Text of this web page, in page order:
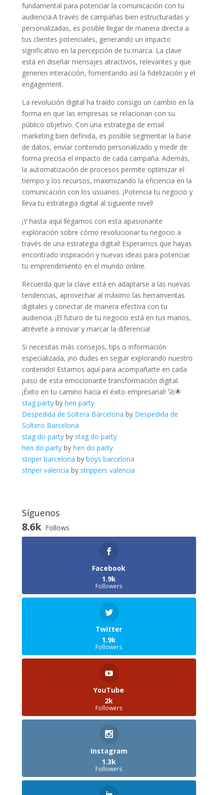
fundamental para⁢ potenciar la comunicación ‍con tu
audiencia.A través de campañas bien estructuradas y
personalizadas, es ⁢posible llegar de ‍manera directa a
tus clientes potenciales, generando un impacto
significativo en la percepción de tu marca.⁣ La clave
‌está⁤ en diseñar mensajes ⁣atractivos, relevantes y que
generen⁢ interacción, ​fomentando así la fidelización y el
engagement.
La revolución digital ‍ha traído consigo‌ un cambio en la
forma en que las empresas se ‍relacionan con su
público⁢ objetivo. Con una estrategia⁤ de email
marketing bien definida, es posible segmentar‌ la base
⁣de⁢ datos, enviar ‍contenido personalizado y medir ​de⁣
forma precisa ⁣el impacto de cada campaña.⁤ Además,
⁢la automatización⁢ de⁣ procesos​ permite optimizar el
tiempo y los⁣ recursos, maximizando ⁣la eficiencia en⁣ la
comunicación con los usuarios. ¡Potencia tu ⁣negocio y
lleva tu ⁣estrategia digital al siguiente​ nivel!
¡Y hasta aquí llegamos con esta ​apasionante⁣
exploración‌ sobre cómo revolucionar tu negocio a
través ⁤de una estrategia digital! Esperamos que hayas
encontrado inspiración y nuevas​ ideas para potenciar⁢
tu emprendimiento en el ⁢mundo online.
Recuerda que ⁢la ⁤clave está en adaptarse ​a las nuevas
tendencias, aprovechar al máximo⁤ las herramientas
digitales y conectar ⁣de manera efectiva con ‌tu
audiencia. ¡El futuro de tu negocio está en tus manos, ​
atrévete⁢ a innovar y marcar la diferencia!
Si‍ necesitas más ‍consejos, tips ‌o información
especializada, ¡no dudes ‍en seguir explorando nuestro‍
contenido! ⁤Estamos aquí⁢ para⁣ acompañarte ​en cada⁣
paso de ‌esta emocionante ⁢transformación ⁤digital.
‍¡Éxito‍ en ​tu camino hacia el ‍éxito ⁣empresarial! 🚀🌟
stag partyby hen party
Despedida de Soltera Barcelona by Despedida de
Soltero Barcelona
stag do partyby stag do party
hen do partyby hen do party
striper barcelona by boys barcelona
striper valencia by strippers valencia
Síguenos
8.6k Follows
Facebook
1.9k
Followers
Twitter
1.9k
Followers
YouTube
2k
Followers
Instagram
1.3k
Followers